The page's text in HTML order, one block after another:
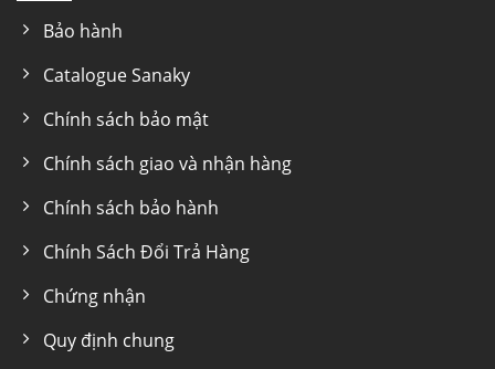
Bảo hành
Catalogue Sanaky
Chính sách bảo mật
Chính sách giao và nhận hàng
Chính sách bảo hành
Chính Sách Đổi Trả Hàng
Chứng nhận
Quy định chung